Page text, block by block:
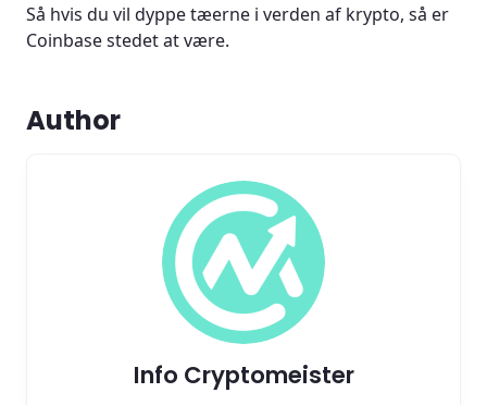
Så hvis du vil dyppe tæerne i verden af krypto, så er
Coinbase stedet at være.
Author
Info Cryptomeister